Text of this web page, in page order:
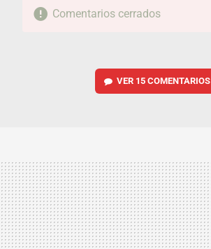
Comentarios cerrados
VER 15 COMENTARIOS